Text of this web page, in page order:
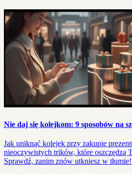
Nie daj się kolejkom: 9 sposobów na
Jak uniknąć kolejek przy zakupie
nieoczywistych trików, które oszczędzą
Sprawdź, zanim znów utkniesz w tłumie!